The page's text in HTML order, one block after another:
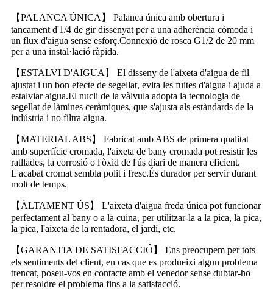
【PALANCA ÚNICA】 Palanca única amb obertura i
tancament d'1/4 de gir dissenyat per a una adherència còmoda i
un flux d'aigua sense esforç.Connexió de rosca G1/2 de 20 mm
per a una instal·lació ràpida.
【ESTALVI D'AIGUA】 El disseny de l'aixeta d'aigua de fil
ajustat i un bon efecte de segellat, evita les fuites d'aigua i ajuda a
estalviar aigua.El nucli de la vàlvula adopta la tecnologia de
segellat de làmines ceràmiques, que s'ajusta als estàndards de la
indústria i no filtra aigua.
【MATERIAL ABS】 Fabricat amb ABS de primera qualitat
amb superfície cromada, l'aixeta de bany cromada pot resistir les
ratllades, la corrosió o l'òxid de l'ús diari de manera eficient.
L'acabat cromat sembla polit i fresc.És durador per servir durant
molt de temps.
【ÀLTAMENT ÚS】 L'aixeta d'aigua freda única pot funcionar
perfectament al bany o a la cuina, per utilitzar-la a la pica, la pica,
la pica, l'aixeta de la rentadora, el jardí, etc.
【GARANTIA DE SATISFACCIÓ】 Ens preocupem per tots
els sentiments del client, en cas que es produeixi algun problema
trencat, poseu-vos en contacte amb el venedor sense dubtar-ho
per resoldre el problema fins a la satisfacció.